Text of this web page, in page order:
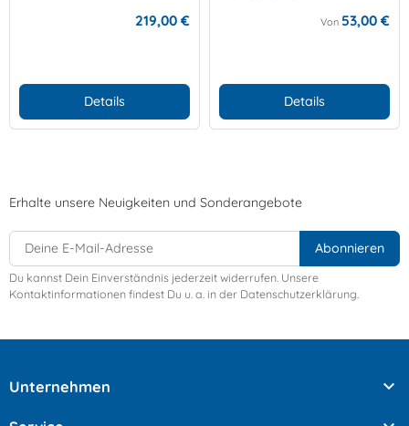
219,00 €
Details
Von 53,00 €
Details
Erhalte unsere Neuigkeiten und Sonderangebote
Du kannst Dein Einverständnis jederzeit widerrufen. Unsere
Kontaktinformationen findest Du u. a. in der Datenschutzerklärung.
Unternehmen 